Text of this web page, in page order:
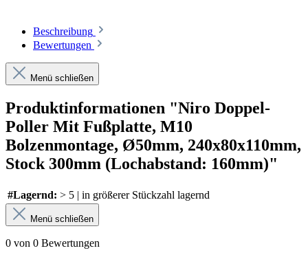
Beschreibung
Bewertungen
Menü schließen
Produktinformationen "Niro Doppel-
Poller Mit Fußplatte, M10
Bolzenmontage, Ø50mm, 240x80x110mm,
Stock 300mm (Lochabstand: 160mm)"
#Lagernd: > 5 | in größerer Stückzahl lagernd
Menü schließen
0 von 0 Bewertungen